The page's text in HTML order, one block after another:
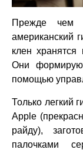
Прежде чем
американский
клен хранятся
Они
помощью
Только легкий
Apple
райду),
палочками